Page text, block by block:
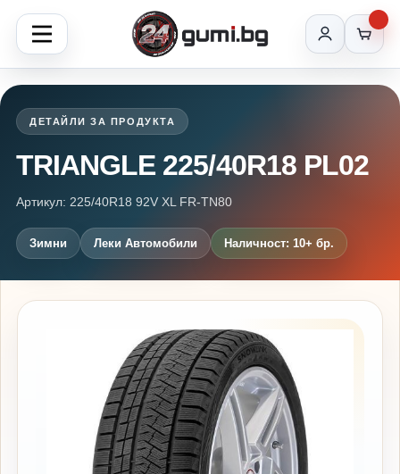
ДЕТАЙЛИ ЗА ПРОДУКТА
TRIANGLE 225/40R18 PL02
Артикул: 225/40R18 92V XL FR-TN80
Зимни Леки Автомобили Наличност: 10+ бр.